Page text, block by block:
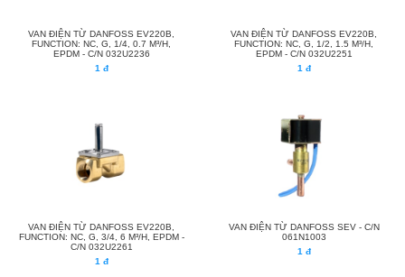
VAN ĐIỆN TỪ DANFOSS EV220B,
FUNCTION: NC, G, 1/4, 0.7 M³/H,
EPDM - C/N 032U2236
1 đ
VAN ĐIỆN TỪ DANFOSS EV220B,
FUNCTION: NC, G, 1/2, 1.5 M³/H,
EPDM - C/N 032U2251
1 đ
VAN ĐIỆN TỪ DANFOSS EV220B,
FUNCTION: NC, G, 3/4, 6 M³/H, EPDM -
C/N 032U2261
1 đ
VAN ĐIỆN TỪ DANFOSS SEV - C/N
061N1003
1 đ